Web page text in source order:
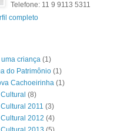
Telefone: 11 9 9113 5311
completo
uma criança (1)
do Patrimônio (1)
Cachoeirinha (1)
(8)
2011 (3)
2012 (4)